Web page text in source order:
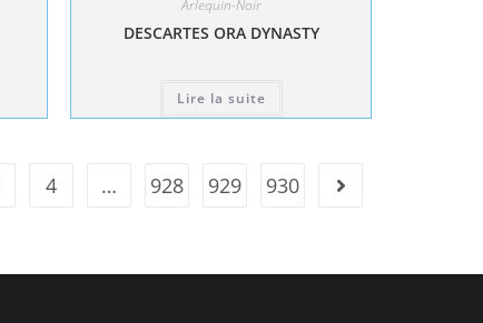
Arlequin-Noir
DESCARTES ORA DYNASTY
Lire la suite
4 … 928 929 930